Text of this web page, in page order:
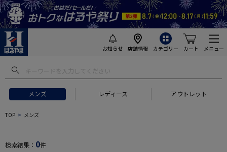
お知らせ 店舗情報 カテゴリー カート メニュー
メンズ レディース アウトレット
フトにおすすめ #セットアップ スーツ
TOP メンズ
検索結果： 0件